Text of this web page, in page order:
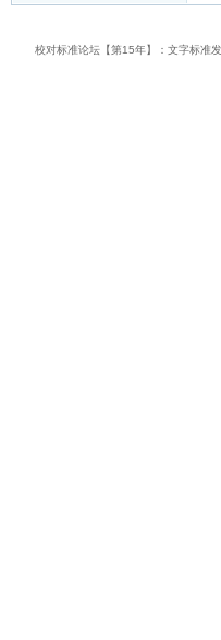
校对标准论坛【第15年】：文字标准